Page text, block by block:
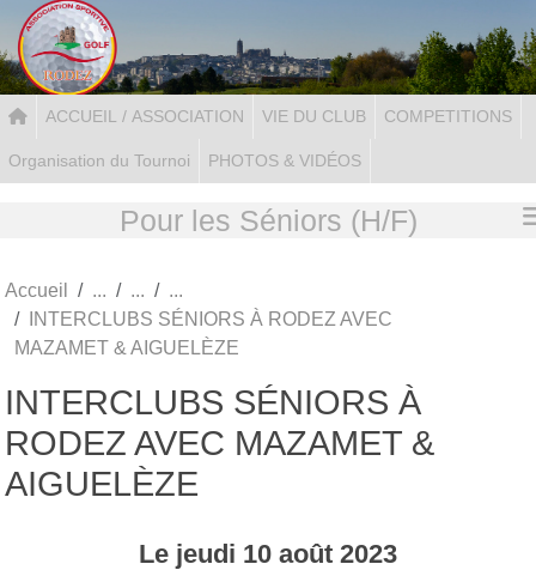
ACCUEIL / ASSOCIATION VIE DU CLUB COMPETITIONS
Organisation du Tournoi PHOTOS & VIDÉOS
Pour les Séniors (H/F)
Accueil
INTERCLUBS SÉNIORS À RODEZ AVEC
MAZAMET & AIGUELÈZE
INTERCLUBS SÉNIORS À
RODEZ AVEC MAZAMET &
AIGUELÈZE
Le jeudi 10 août 2023
Panneau de gestion des cookies